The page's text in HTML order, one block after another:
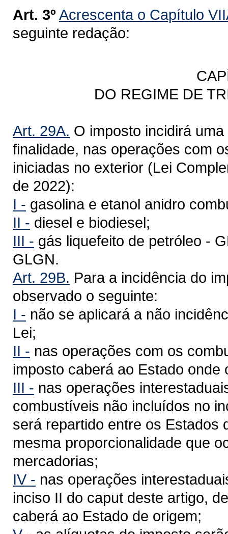
Art. 3º Acrescenta o Capítulo
seguinte redação:
DO REGIME DE
Art. 29A. O imposto incidirá
finalidade, nas operações com
iniciadas no exterior (Lei
de 2022):
I - gasolina e etanol anidro
II - diesel e biodiesel;
III - gás liquefeito de petróleo -
GLGN.
Art. 29B. Para a incidência do
observado o seguinte:
I - não se aplicará a não
Lei;
II - nas operações com os
imposto caberá ao Estado onde
III - nas operações
combustíveis não incluídos no
será repartido entre os Estados
mesma proporcionalidade que
mercadorias;
IV - nas operações
inciso II do caput deste artigo,
caberá ao Estado de origem;